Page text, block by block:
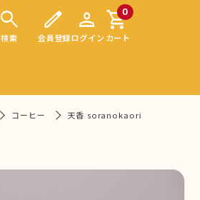
search
検索
edit
会員登録
person
ログイン
0
shopping_cart
カート
コーヒー 天香 soranokaori